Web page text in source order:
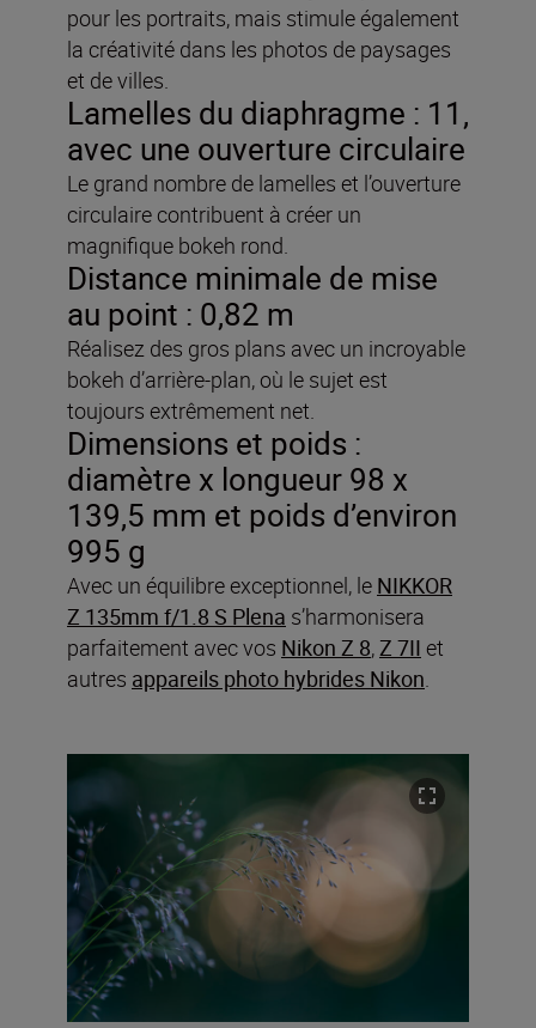
pour les portraits, mais stimule également
la créativité dans les photos de paysages
et de villes.
Lamelles du diaphragme : 11,
avec une ouverture circulaire
Le grand nombre de lamelles et l’ouverture
circulaire contribuent à créer un
magnifique bokeh rond.
Distance minimale de mise
au point : 0,82 m
Réalisez des gros plans avec un incroyable
bokeh d’arrière-plan, où le sujet est
toujours extrêmement net.
Dimensions et poids :
diamètre x longueur 98 x
139,5 mm et poids d’environ
995 g
Avec un équilibre exceptionnel, le NIKKOR
Z 135mm f/1.8 S Plena s’harmonisera
parfaitement avec vos Nikon Z 8,Z 7II et
autres appareils photo hybrides Nikon.